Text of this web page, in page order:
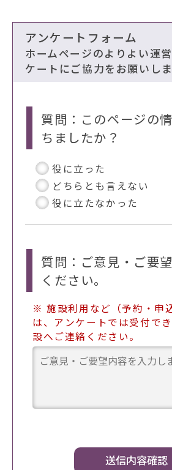
アンケートフォーム
ホームページのよりよい運
ケートにご協力をお願いし
質問：このページの
ちましたか？
役に立った
どちらとも言えない
役に立たなかった
質問：ご意見・ご要
ください。
※ 施設利用など（予約・申
は、アンケートでは受付で
設へご連絡ください。